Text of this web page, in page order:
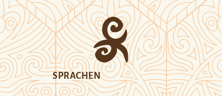
SPRACHEN